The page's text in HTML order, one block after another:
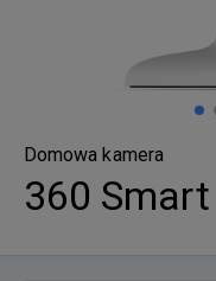
Domowa kamera
360